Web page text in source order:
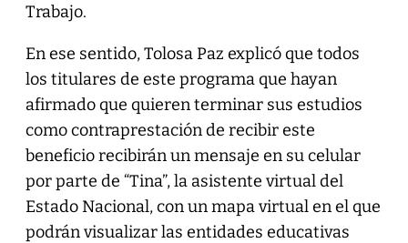
Trabajo.
En ese sentido, Tolosa Paz explicó que todos
los titulares de este programa que hayan
afirmado que quieren terminar sus estudios
como contraprestación de recibir este
beneficio recibirán un mensaje en su celular
por parte de “Tina”, la asistente virtual del
Estado Nacional, con un mapa virtual en el que
podrán visualizar las entidades educativas